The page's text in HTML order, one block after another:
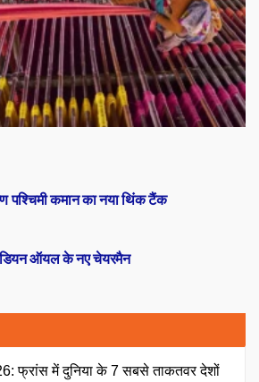
ऑयल के नए चेयरमैन
पश्चिमी कमान का नया थिंक टैंक
फ्रांस में दुनिया के 7 सबसे ताकतवर देशों